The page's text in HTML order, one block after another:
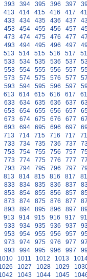
393 394 395 396 397
413 414 415 416 417
433 434 435 436 437
453 454 455 456 457
473 474 475 476 477
493 494 495 496 497
513 514 515 516 517
533 534 535 536 537
553 554 555 556 557
573 574 575 576 577
593 594 595 596 597
613 614 615 616 617
633 634 635 636 637
653 654 655 656 657
673 674 675 676 677
693 694 695 696 697
713 714 715 716 717
733 734 735 736 737
753 754 755 756 757
773 774 775 776 777
793 794 795 796 797
813 814 815 816 817
833 834 835 836 837
853 854 855 856 857
873 874 875 876 877
893 894 895 896 897
913 914 915 916 917
933 934 935 936 937
953 954 955 956 957
973 974 975 976 977
993 994 995 996 997
1011 1012 1013
1027 1028 1029
1043 1044 1045